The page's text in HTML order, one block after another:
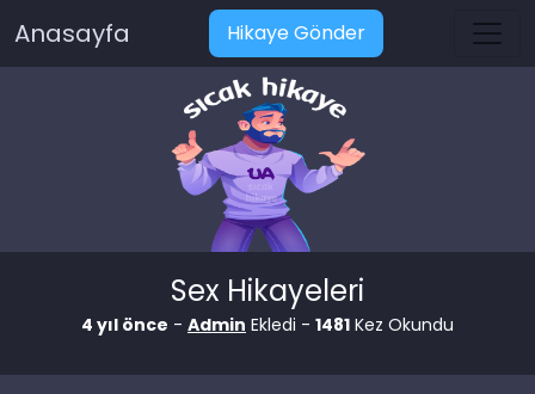
Anasayfa Hikaye Gönder
Sex Hikayeleri
4 yıl önce - Admin Ekledi - 1481 Kez Okundu